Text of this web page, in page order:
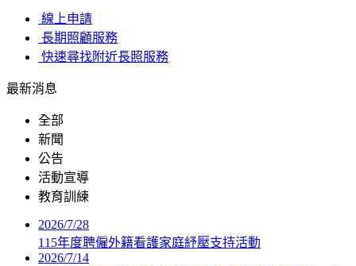
線上申請
長期照顧服務
快速尋找附近長照服務
最新消息
全部
新聞
公告
活動宣導
教育訓練
2026/7/28
115年度聘僱外籍看護家庭紓壓支持活動
2026/7/14